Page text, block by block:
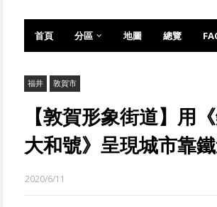
首頁 分區 地圖 總覽
福井 敦賀市
【敦賀形象街道】用
大和號》呈現城市靠
2020/6/11